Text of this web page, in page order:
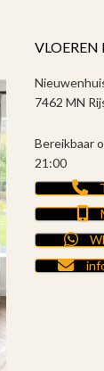
VLOEREN
7462 MN
Bereikbaar
21:00